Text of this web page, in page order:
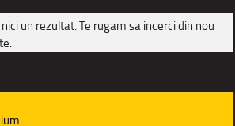
un rezultat. Te rugam sa incerci din nou